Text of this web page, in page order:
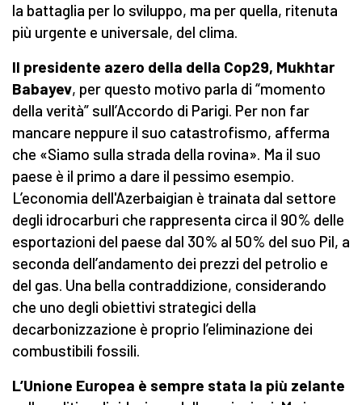
la battaglia per lo sviluppo, ma per quella, ritenuta
più urgente e universale, del clima.
Il presidente azero della della Cop29, Mukhtar
Babayev, per questo motivo parla di “momento
della verità” sull’Accordo di Parigi. Per non far
mancare neppure il suo catastrofismo, afferma
che «Siamo sulla strada della rovina». Ma il suo
paese è il primo a dare il pessimo esempio.
L’economia dell'Azerbaigian è trainata dal settore
degli idrocarburi che rappresenta circa il 90% delle
esportazioni del paese dal 30% al 50% del suo Pil, a
seconda dell’andamento dei prezzi del petrolio e
del gas. Una bella contraddizione, considerando
che uno degli obiettivi strategici della
decarbonizzazione è proprio l’eliminazione dei
combustibili fossili.
L’Unione Europea è sempre stata la più zelante